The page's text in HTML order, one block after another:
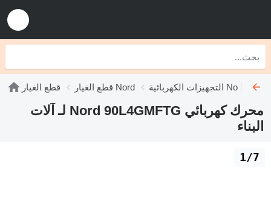
قطع الغيار قطع الغيار Nord التجهيزات الكهربائية Nord
محرك كهربائي Nord 90L4GMFTG لـ آلات
البناء
1/7